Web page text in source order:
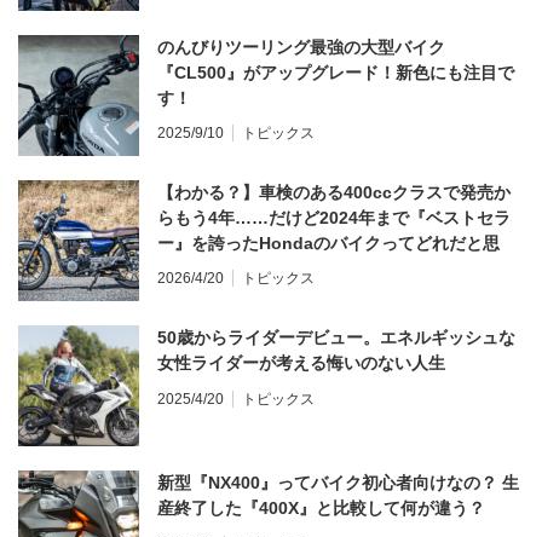
のんびりツーリング最強の大型バイク
『CL500』がアップグレード！新色にも注目で
す！
2025/9/10 トピックス
【わかる？】車検のある400ccクラスで発売か
らもう4年……だけど2024年まで『ベストセラ
ー』を誇ったHondaのバイクってどれだと思
う？
2026/4/20 トピックス
50歳からライダーデビュー。エネルギッシュな
女性ライダーが考える悔いのない人生
2025/4/20 トピックス
新型『NX400』ってバイク初心者向けなの？ 生
産終了した『400X』と比較して何が違う？